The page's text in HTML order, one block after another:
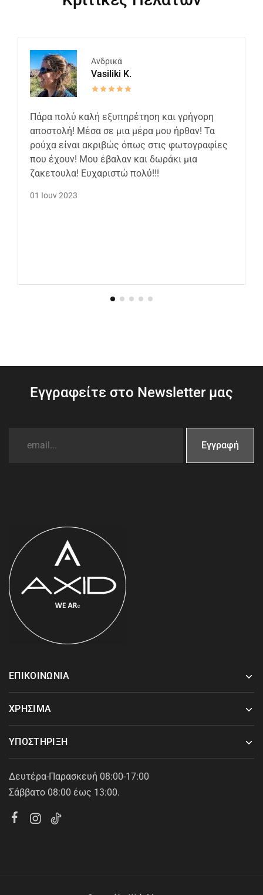
Ανδρικά
Vasiliki K.
Πάρα πολύ καλή εξυπηρέτηση και γρήγορη
αποστολή! Μέσα σε μια μέρα μου ήρθαν! Τα
ρούχα είναι ακριβώς όπως στις φωτογραφίες
που έχουν! Μου έβαλαν και δωράκι μια
ζακετουλα! Ευχαριστώ πολύ!!!
01 Ιουν 2023
Εγγραφείτε στο Newsletter μας
ΕΠΙΚΟΙΝΩΝΙΑ
ΧΡΗΣΙΜΑ
ΥΠΟΣΤΗΡΙΞΗ
Δευτέρα-Παρασκευή 08:00-17:00
Σάββατο 08:00 έως 13:00.